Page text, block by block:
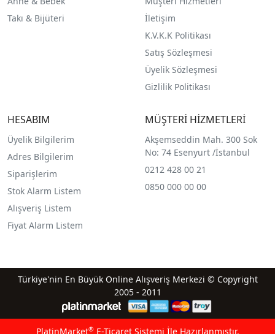
Takı & Bijüteri
İletişim
K.V.K.K Politikası
Satış Sözleşmesi
Üyelik Sözleşmesi
Gizlilik Politikası
HESABIM
Üyelik Bilgilerim
Adres Bilgilerim
Siparişlerim
Stok Alarm Listem
Alışveriş Listem
Fiyat Alarm Listem
MÜŞTERİ HİZMETLERİ
Akşemseddin Mah. 300 Sok
No: 74 Esenyurt /İstanbul
0212 428 00 21
0850 000 00 00
Türkiye'nin En Büyük Online Alışveriş Merkezi © Copyright
2005 - 2011
PlatinMarket®E-Ticaret Sistemi İle Hazırlanmıştır.